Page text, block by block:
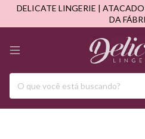
DELICATE LINGERIE |
DA